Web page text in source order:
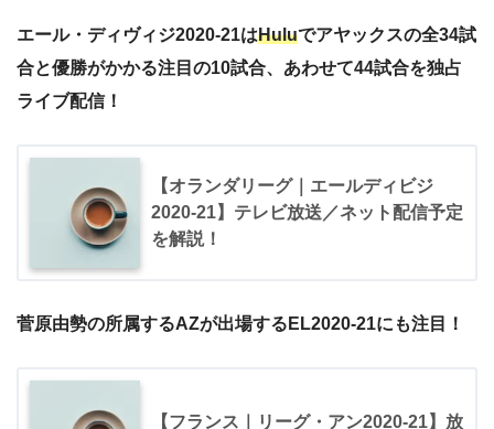
エール・ディヴィジ2020-21はHuluでアヤックスの全34試
合と優勝がかかる注目の10試合、あわせて44試合を独占
ライブ配信！
【オランダリーグ｜エールディビジ
2020-21】テレビ放送／ネット配信予定
を解説！
菅原由勢の所属するAZが出場する EL2020-21にも注目！
【フランス｜リーグ・アン2020-21】放